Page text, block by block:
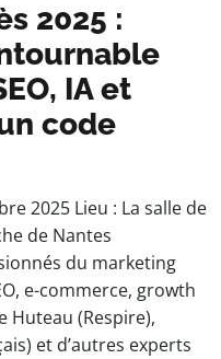
2025 :
IA et
code
2025 Lieu : La salle de
de Nantes
du marketing
e-commerce, growth
Huteau (Respire),
et d’autres experts